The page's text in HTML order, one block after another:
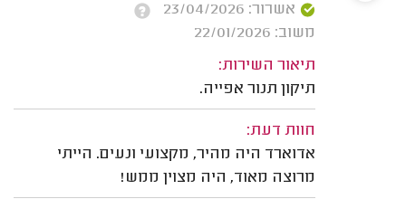
אשרור: 23/04/2026
משוב: 22/01/2026
תיאור השירות:
תיקון תנור אפייה.
חוות דעת:
אדוארד היה מהיר, מקצועי ונעים. הייתי
מרוצה מאוד, היה מצוין ממש!